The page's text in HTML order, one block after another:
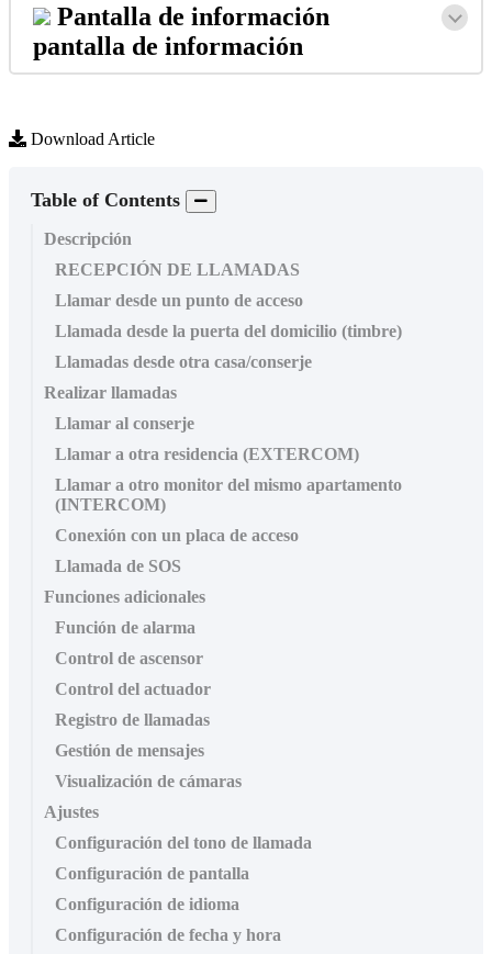
Pantalla de información
pantalla de información
Download Article
Table of Contents
Descripción
RECEPCIÓN DE LLAMADAS
Llamar desde un punto de acceso
Llamada desde la puerta del domicilio (timbre)
Llamadas desde otra casa/conserje
Realizar llamadas
Llamar al conserje
Llamar a otra residencia (EXTERCOM)
Llamar a otro monitor del mismo apartamento
(INTERCOM)
Conexión con un placa de acceso
Llamada de SOS
Funciones adicionales
Función de alarma
Control de ascensor
Control del actuador
Registro de llamadas
Gestión de mensajes
Visualización de cámaras
Ajustes
Configuración del tono de llamada
Configuración de pantalla
Configuración de idioma
Configuración de fecha y hora